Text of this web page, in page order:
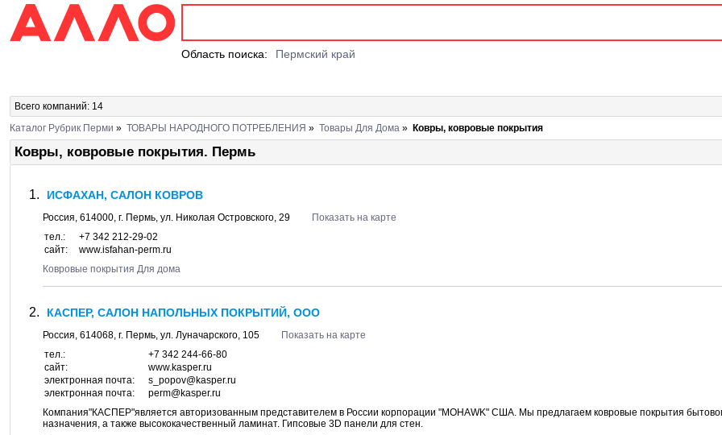
Область поиска: Пермский край
Всего компаний: 14
Каталог Рубрик Перми » ТОВАРЫ НАРОДНОГО ПОТРЕБЛЕНИЯ » Товары Для Дома » Ковры, ковровые покрытия
Ковры, ковровые покрытия. Пермь
ИСФАХАН, САЛОН КОВРОВ
Россия, 614000, г. Пермь, ул. Николая Островского, 29
Показать на карте
тел.:
+7 342 212-29-02
сайт:
www.isfahan-perm.ru
Ковровые покрытия Для дома
КАСПЕР, САЛОН НАПОЛЬНЫХ ПОКРЫТИЙ, ООО
Россия, 614068, г. Пермь, ул. Луначарского, 105
Показать на карте
тел.:
+7 342 244-66-80
сайт:
www.kasper.ru
электронная почта:
s_popov@kasper.ru
электронная почта:
perm@kasper.ru
Компания"КАСПЕР"является авторизованным представителем в России корпорации "MOHAWK" США. Мы предлагаем ковровые покрытия
назначения, а также высококачественный ламинат. Гипсовые 3D панели для стен.